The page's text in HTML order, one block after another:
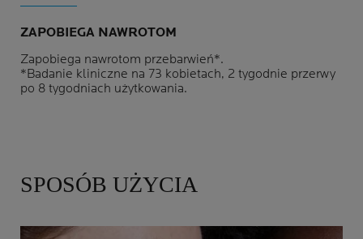
ZAPOBIEGA NAWROTOM
Zapobiega nawrotom przebarwień*.
*Badanie kliniczne na 73 kobietach, 2 tygodnie przerwy
po 8 tygodniach użytkowania.
SPOSÓB UŻYCIA